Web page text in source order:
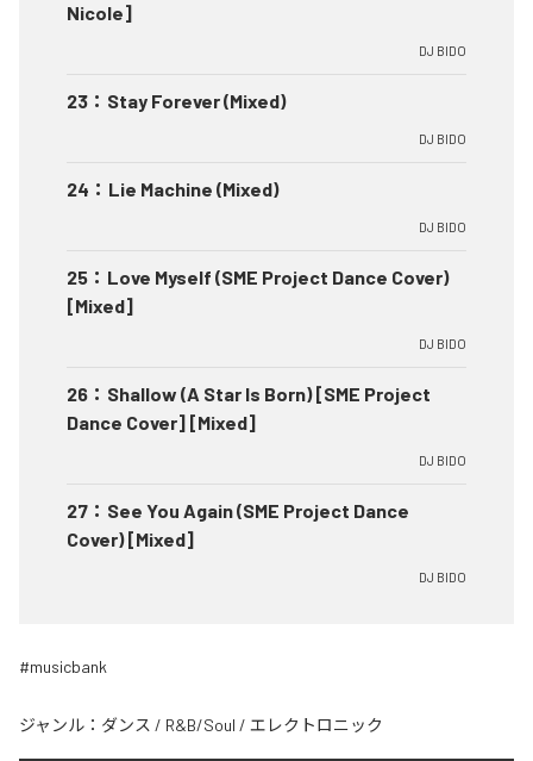
Nicole]
DJ BIDO
23 ： Stay Forever (Mixed)
DJ BIDO
24 ： Lie Machine (Mixed)
DJ BIDO
25 ： Love Myself (SME Project Dance Cover)
[Mixed]
DJ BIDO
26 ： Shallow (A Star Is Born) [SME Project
Dance Cover] [Mixed]
DJ BIDO
27 ： See You Again (SME Project Dance
Cover) [Mixed]
DJ BIDO
#musicbank
ジャンル： ダンス / R&B/Soul / エレクトロニック